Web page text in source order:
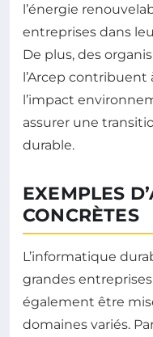
l’énergie
entreprises dans
De plus, des
l’Arcep contribuent
l’impact
assurer une
durable.
EXEMPLES
CONCRÈTES
L’informatique
grandes
également être
domaines variés.